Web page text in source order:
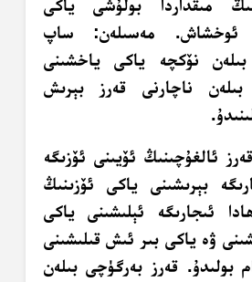
مىقداردا بولۇشى ياكى
ئوخشاش. مەسىلەن: ساپ
نۆكچە ياكى ياخشىنى
ناچارنى قەرز بېرىش
ئالغۇچىنىڭ ئۆيىنى ئۆزىگە
بېرىشىنى ياكى ئۆزىنىڭ
ئىجارىگە ئېلىشىنى ياكى
ۋە ياكى بىر ئىش قىلىشىنى
بولىدۇ. قەرز بەرگۈچى بىلەن